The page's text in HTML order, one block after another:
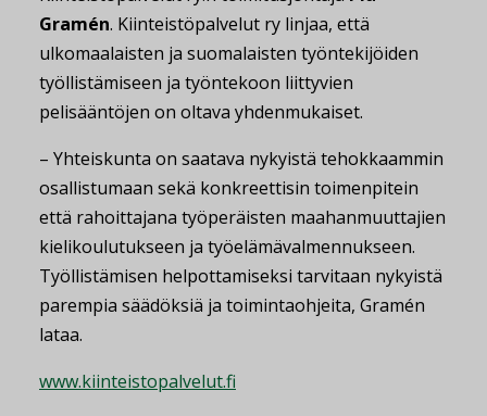
Gramén. Kiinteistöpalvelut ry linjaa, että
ulkomaalaisten ja suomalaisten työntekijöiden
työllistämiseen ja työntekoon liittyvien
pelisääntöjen on oltava yhdenmukaiset.
– Yhteiskunta on saatava nykyistä tehokkaammin
osallistumaan sekä konkreettisin toimenpitein
että rahoittajana työperäisten maahanmuuttajien
kielikoulutukseen ja työelämävalmennukseen.
Työllistämisen helpottamiseksi tarvitaan nykyistä
parempia säädöksiä ja toimintaohjeita, Gramén
lataa.
www.kiinteistopalvelut.fi